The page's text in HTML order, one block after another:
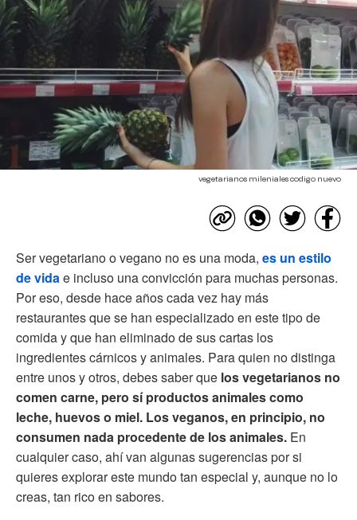
vegetarianos mileniales codigo nuevo
Ser vegetariano o vegano no es una moda, es un estilo
de vidae incluso una convicción para muchas personas.
Por eso, desde hace años cada vez hay más
restaurantes que se han especializado en este tipo de
comida y que han eliminado de sus cartas los
ingredientes cárnicos y animales. Para quien no distinga
entre unos y otros, debes saber que los vegetarianos no
comen carne, pero sí productos animales como
leche, huevos o miel. Los veganos, en principio, no
consumen nada procedente de los animales. En
cualquier caso, ahí van algunas sugerencias por si
quieres explorar este mundo tan especial y, aunque no lo
creas, tan rico en sabores.